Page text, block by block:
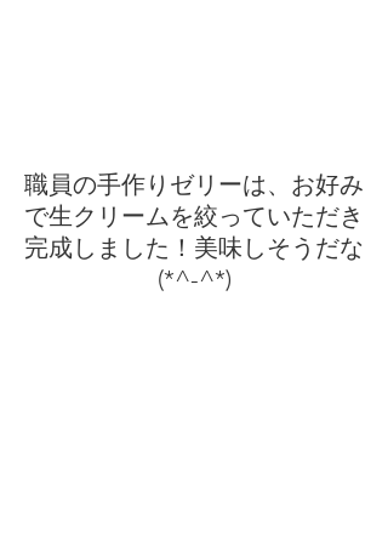
職員の手作りゼリーは、お好み
で生クリームを絞っていただき
完成しました！美味しそうだな
(*^-^*)